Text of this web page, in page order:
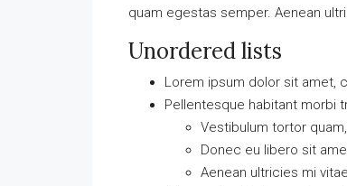
quam egestas semper. Aenean
Unordered lists
Lorem ipsum dolor sit amet,
Pellentesque habitant morbi
Vestibulum tortor
Donec eu libero sit
Aenean ultricies mi